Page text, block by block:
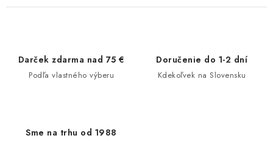
Darček zdarma nad 75 €
Podľa vlastného výberu
Doručenie do 1-2 dní
Kdekoľvek na Slovensku
Sme na trhu od 1988